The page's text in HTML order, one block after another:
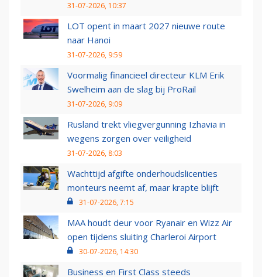
31-07-2026, 10:37
LOT opent in maart 2027 nieuwe route
naar Hanoi
31-07-2026, 9:59
Voormalig financieel directeur KLM Erik
Swelheim aan de slag bij ProRail
31-07-2026, 9:09
Rusland trekt vliegvergunning Izhavia in
wegens zorgen over veiligheid
31-07-2026, 8:03
Wachttijd afgifte onderhoudslicenties
monteurs neemt af, maar krapte blijft
31-07-2026, 7:15
MAA houdt deur voor Ryanair en Wizz Air
open tijdens sluiting Charleroi Airport
30-07-2026, 14:30
Business en First Class steeds